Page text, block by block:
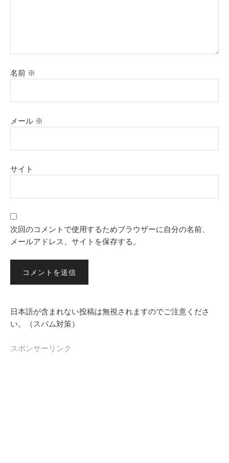
名前 ※
メール ※
サイト
次回のコメントで使用するためブラウザーに自分の名前、
メールアドレス、サイトを保存する。
日本語が含まれない投稿は無視されますのでご注意くださ
い。（スパム対策）
スポンサーリンク